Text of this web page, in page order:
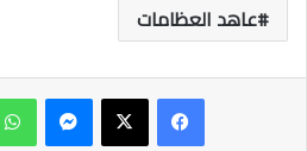
عاهد العظامات